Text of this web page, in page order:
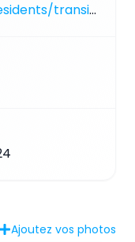
http://citywindsor.ca/residents/transitwindsor/Ride-Guide/Pages/Transit-Terminals.aspx
Ajoutez vos photos